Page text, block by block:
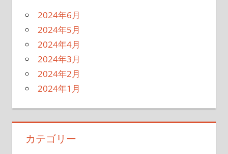
2024年6月
2024年5月
2024年4月
2024年3月
2024年2月
2024年1月
カテゴリー